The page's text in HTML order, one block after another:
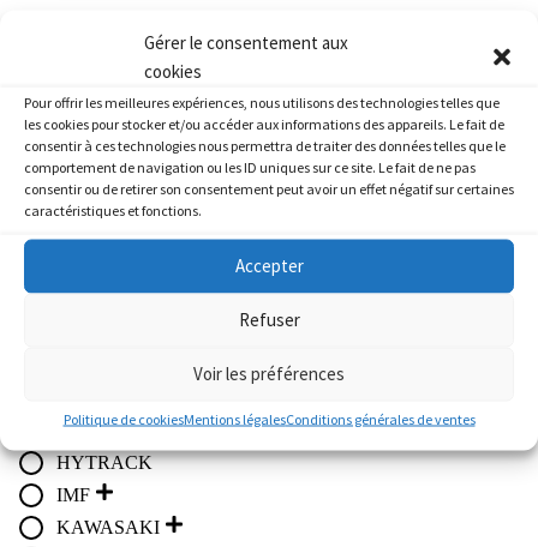
Gérer le consentement aux
cookies
Pour offrir les meilleures expériences, nous utilisons des technologies telles que
les cookies pour stocker et/ou accéder aux informations des appareils. Le fait de
consentir à ces technologies nous permettra de traiter des données telles que le
comportement de navigation ou les ID uniques sur ce site. Le fait de ne pas
consentir ou de retirer son consentement peut avoir un effet négatif sur certaines
caractéristiques et fonctions.
Accepter
Refuser
Voir les préférences
Politique de cookiesMentions légalesConditions générales de ventes
du
Atelier
APRILIA
BMW
CF MOTO / GOES
DAELIM
HYOSUNG
HYTRACK
IMF
KAWASAKI